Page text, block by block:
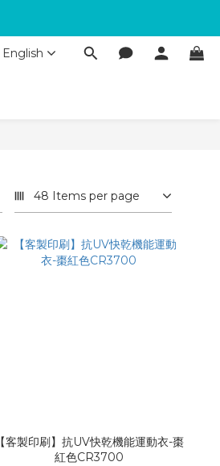
English
48 Items per page
【客製印刷】抗UV快乾機能運動衣-棗
紅色CR3700